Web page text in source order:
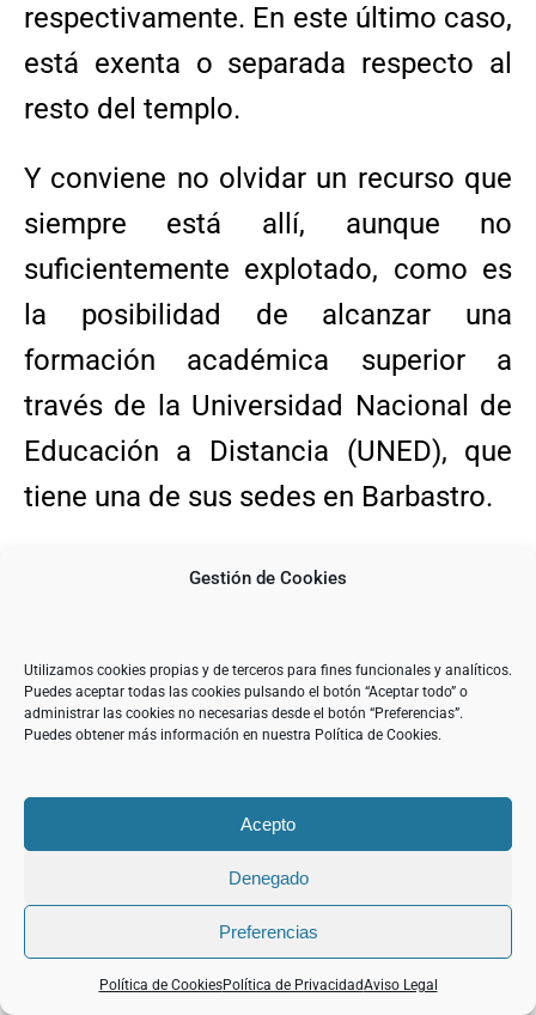
Gestión de Cookies
Utilizamos cookies propias y de terceros para fines funcionales y analíticos.
Puedes aceptar todas las cookies pulsando el botón “Aceptar todo” o
administrar las cookies no necesarias desde el botón “Preferencias”.
Puedes obtener más información en nuestra Política de Cookies.
Acepto
Denegado
Preferencias
Política de CookiesPolítica de PrivacidadAviso Legal
respectivamente. En este último caso,
está exenta o separada respecto al
resto del templo.
Y conviene no olvidar un recurso que
siempre está allí, aunque no
suficientemente explotado, como es
la posibilidad de alcanzar una
formación académica superior a
través de la Universidad Nacional de
Educación a Distancia (UNED), que
tiene una de sus sedes en Barbastro.
HUESCA, HIJA DE PYRENE.
PRÓLOGO:
https://diariodelcampo.com/huesca-
hija-de-pyrene-un-territorio-siempre-
vivo-prologo/
HUESCA, HIJA DE PYRENE. LA